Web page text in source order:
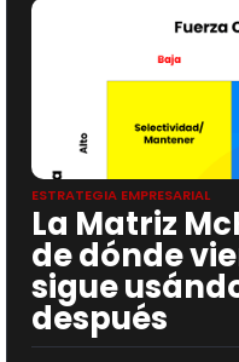
ESTRATEGIA EMPRESARIAL
La Matriz
de dónde
sigue
después